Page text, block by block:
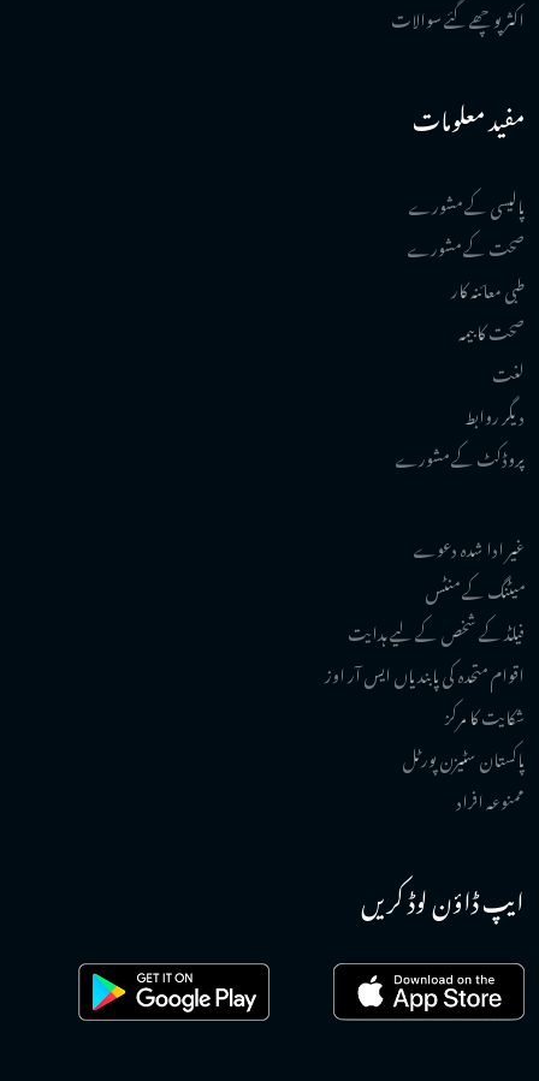
اکثر پوچھے گئے سوالات
مفید معلومات
پالیسی کے مشورے
صحت کے مشورے
طبی معائنہ کار
صحت کا بیمہ
لغت
دیگر روابط
پروڈکٹ کے مشورے
غیر ادا شدہ دعوے
میٹنگ کے منٹس
فیلڈ کے شخص کے لیے ہدایت
اقوام متحدہ کی پابندیاں ایس آر اوز
شکایت کا مرکز
پاکستان سٹیزن پورٹل
ممنوعہ افراد
ایپ ڈاؤن لوڈ کریں